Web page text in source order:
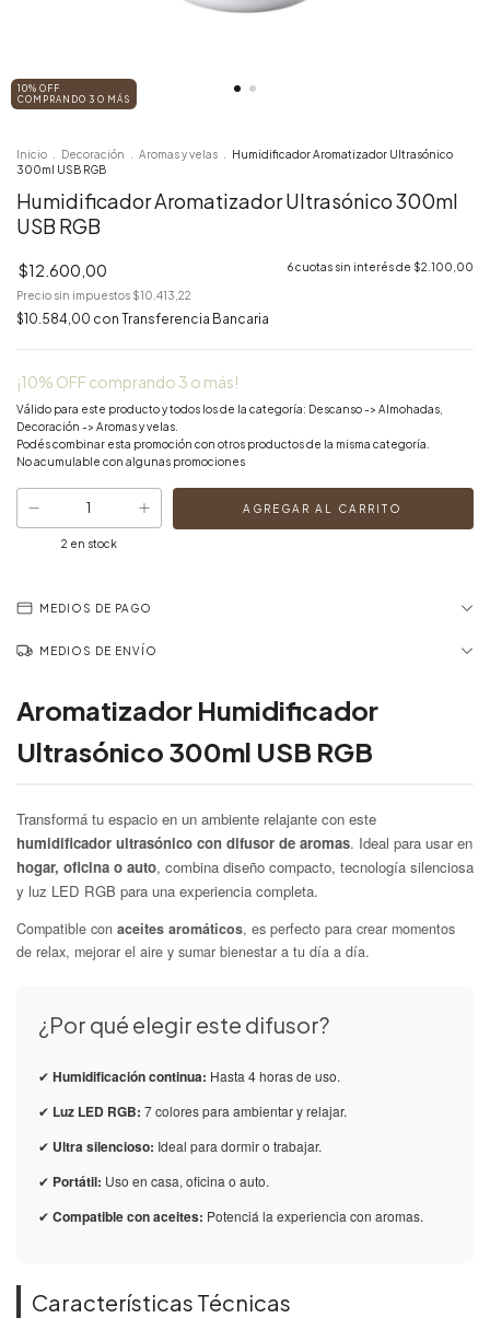
10% OFF
COMPRANDO 3 O MÁS
Inicio Decoración Aromas y velas
Humidificador Aromatizador Ultrasónico
300ml USB RGB
Humidificador Aromatizador Ultrasónico 300ml
USB RGB
$12.600,00 6cuotas sin interés de $2.100,00
Precio sin impuestos $10.413,22
$10.584,00 con Transferencia Bancaria
¡10% OFF comprando 3 o más!
Válido para este producto y todos los de la categoría: Descanso -> Almohadas,
Decoración -> Aromas y velas.
Podés combinar esta promoción con otros productos de la misma categoría.
No acumulable con algunas promociones
2 en stock
MEDIOS DE PAGO
MEDIOS DE ENVÍO
Aromatizador Humidificador
Ultrasónico 300ml USB RGB
Transformá tu espacio en un ambiente relajante con este
humidificador ultrasónico con difusor de aromas. Ideal para usar en
hogar, oficina o auto, combina diseño compacto, tecnología silenciosa
y luz LED RGB para una experiencia completa.
Compatible con aceites aromáticos, es perfecto para crear momentos
de relax, mejorar el aire y sumar bienestar a tu día a día.
¿Por qué elegir este difusor?
✔ Humidificación continua: Hasta 4 horas de uso.
✔ Luz LED RGB: 7 colores para ambientar y relajar.
✔ Ultra silencioso: Ideal para dormir o trabajar.
✔ Portátil: Uso en casa, oficina o auto.
✔ Compatible con aceites: Potenciá la experiencia con aromas.
Características Técnicas